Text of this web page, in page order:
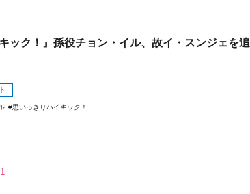
ック！』孫役チョン・イル、故イ・スンジェを追
思いっきりハイキック！
1